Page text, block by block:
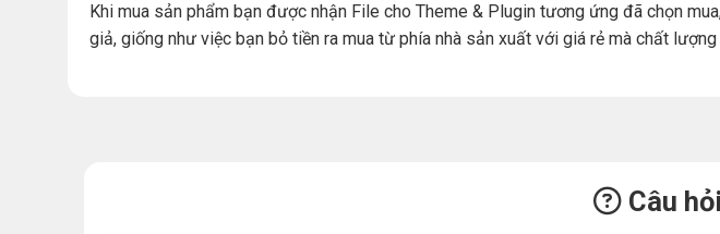
Khi mua sản phẩm bạn được nhận File cho Theme & Plugin tương ứng đã chọn
giả, giống như việc bạn bỏ tiền ra mua từ phía nhà sản xuất với giá rẻ mà chất
Câu